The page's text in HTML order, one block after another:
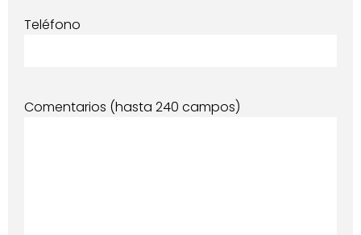
Teléfono
Comentarios (hasta 240 campos)